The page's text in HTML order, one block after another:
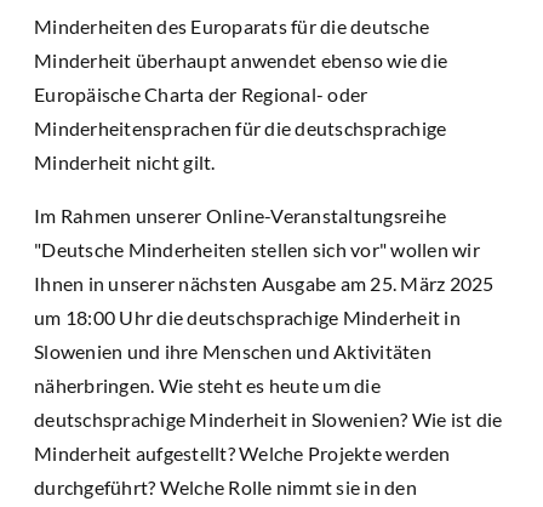
Minderheiten des Europarats für die deutsche
Minderheit überhaupt anwendet ebenso wie die
Europäische Charta der Regional- oder
Minderheitensprachen für die deutschsprachige
Minderheit nicht gilt.
Im Rahmen unserer Online-Veranstaltungsreihe
"Deutsche Minderheiten stellen sich vor" wollen wir
Ihnen in unserer nächsten Ausgabe am 25. März 2025
um 18:00 Uhr die deutschsprachige Minderheit in
Slowenien und ihre Menschen und Aktivitäten
näherbringen. Wie steht es heute um die
deutschsprachige Minderheit in Slowenien? Wie ist die
Minderheit aufgestellt? Welche Projekte werden
durchgeführt? Welche Rolle nimmt sie in den